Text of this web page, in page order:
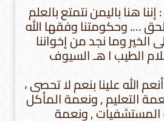
هنا باليمن نتمتع بالعلم
…. وحكومتنا وفقها الله
وما نجد من إخواننا
الطيب ا هـ السيوف
الله علينا بنعم لا تحصى ،
التعليم , ونعمة المأكل
, ونعمة